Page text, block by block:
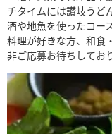
チタイムには讃岐うど
酒や地魚を使ったコー
料理が好きな方、和食
非ご応募お待ちしてお